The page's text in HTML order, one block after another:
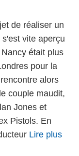
de réaliser un
vite aperçu
était plus
pour la
alors
couple maudit,
Jones et
Pistols. En
Lire plus